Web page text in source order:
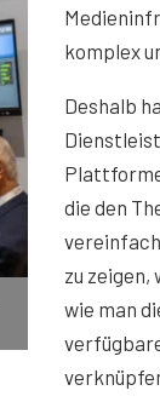
komplex
Deshalb
die den
zu zeigen,
wie man